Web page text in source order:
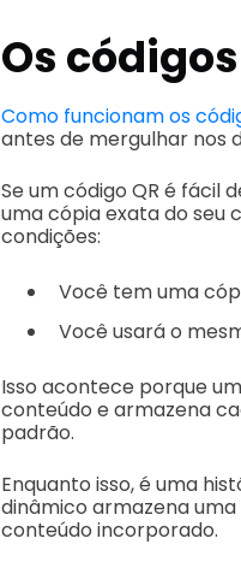
Os
Como funcionam os
antes de mergulhar nos
Se um código QR é fácil
uma cópia exata do seu
condições:
Você tem uma
Você usará o
Isso acontece porque
conteúdo e armazena
padrão.
Enquanto isso, é uma
dinâmico armazena uma
conteúdo incorporado.